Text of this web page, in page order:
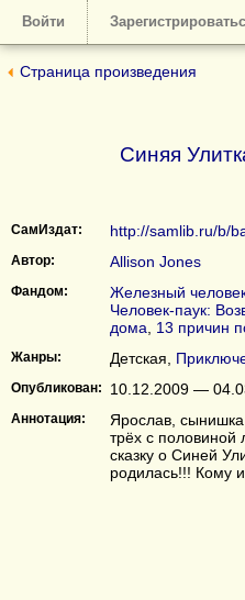
Войти
Страница произведения
Синяя
СамИздат: http://samlib.ru/b/
Автор: Allison Jones
Фандом: Железный
Человек-паук:
дома
13 причин
Жанры: Детская,
Опубликован: 10.12.2009 —
Аннотация:
Ярослав,
трёх с половиной
сказку о Синей
родилась!!! Кому